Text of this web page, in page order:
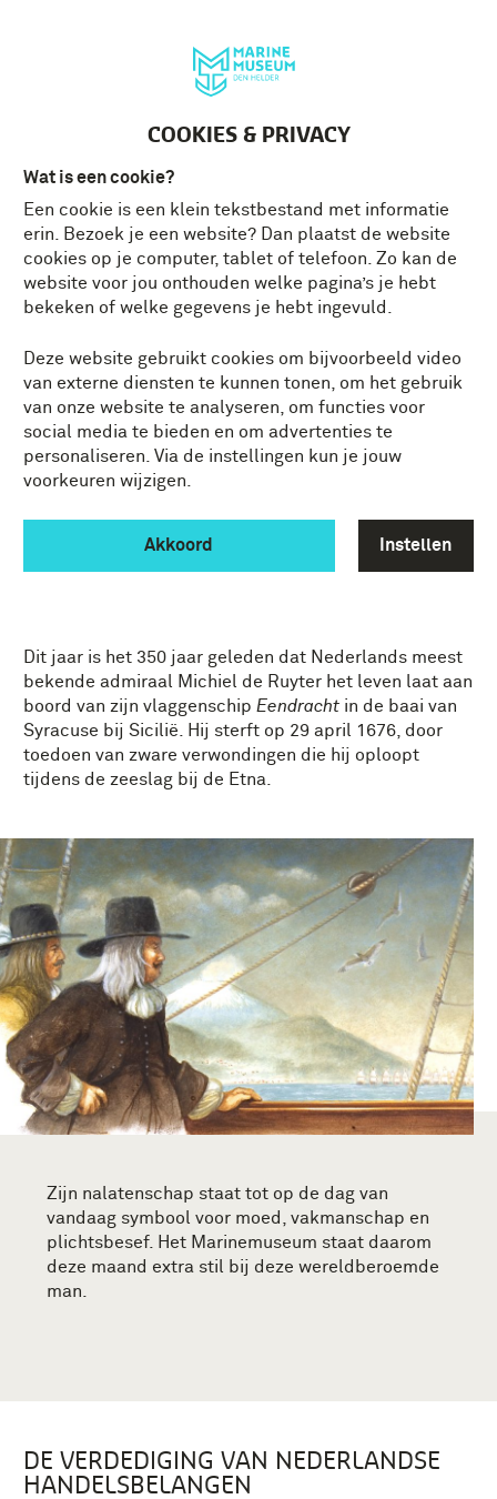
COOKIES & PRIVACY
Wat is een cookie?
Een cookie is een klein tekstbestand met informatie
erin. Bezoek je een website? Dan plaatst de website
cookies op je computer, tablet of telefoon. Zo kan de
website voor jou onthouden welke pagina’s je hebt
bekeken of welke gegevens je hebt ingevuld.
Deze website gebruikt cookies om bijvoorbeeld video
van externe diensten te kunnen tonen, om het gebruik
van onze website te analyseren, om functies voor
social media te bieden en om advertenties te
personaliseren. Via de instellingen kun je jouw
voorkeuren wijzigen.
Akkoord Instellen
RUYTER
Dit jaar is het 350 jaar geleden dat Nederlands meest
bekende admiraal Michiel de Ruyter het leven laat aan
boord van zijn vlaggenschip Eendracht in de baai van
Syracuse bij Sicilië. Hij sterft op 29 april 1676, door
toedoen van zware verwondingen die hij oploopt
tijdens de zeeslag bij de Etna.
Zijn nalatenschap staat tot op de dag van
vandaag symbool voor moed, vakmanschap en
plichtsbesef. Het Marinemuseum staat daarom
deze maand extra stil bij deze wereldberoemde
man.
DE VERDEDIGING VAN NEDERLANDSE
HANDELSBELANGEN